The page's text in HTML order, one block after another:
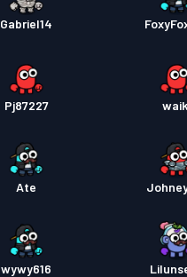
Gabriel14
Pj87227
Ate
wywy616